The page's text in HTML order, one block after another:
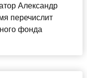
Александр
перечислит
фонда